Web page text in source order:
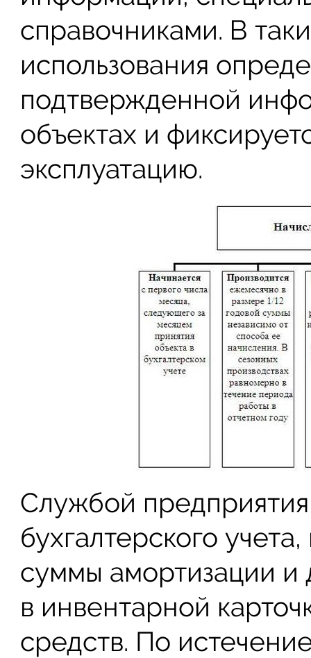
справочниками. В
использования
подтвержденной
объектах и
эксплуатацию.
Службой
бухгалтерского
суммы амортизации и
в инвентарной
средств. По